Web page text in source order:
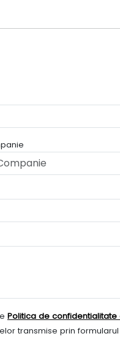
Politica de
transmise prin